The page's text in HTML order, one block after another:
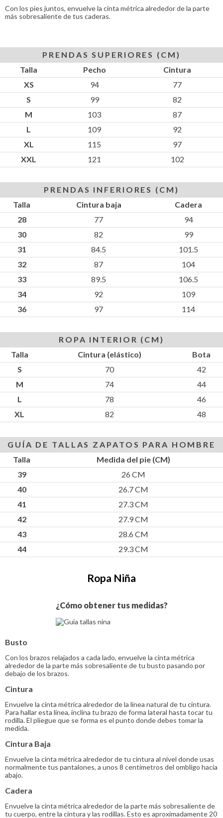
Con los pies juntos, envuelve la cinta métrica alrededor de la parte
más sobresaliente de tus caderas.
PRENDAS SUPERIORES (CM)
Talla
Pecho
Cintura
XS
94
77
S
99
82
M
103
87
L
109
92
XL
115
97
XXL
121 102
PRENDAS INFERIORES (CM)
Talla
Cintura baja
Cadera
28
77
94
30
82
99
31
84.5
101.5
32
87
104
33
89.5
106.5
34
92
109
36
97 114
ROPA INTERIOR (CM)
Talla
Cintura (elástico)
Bota
S
70
42
M
74
44
L
78
46
XL
82 48
GUÍA DE TALLAS ZAPATOS PARA HOMBRE
Talla
Medida del pie (CM)
39
26 CM
40
26.7 CM
41
27.3 CM
42
27.9 CM
43
28.6 CM
44
29.3 CM
Ropa Niña
¿Cómo obtener tus medidas?
Busto
Con los brazos relajados a cada lado, envuelve la cinta métrica
alrededor de la parte más sobresaliente de tu busto pasando por
debajo de los brazos.
Cintura
Envuelve la cinta métrica alrededor de la línea natural de tu cintura.
Para hallar esta línea, inclina tu brazo de forma lateral hasta tocar tu
rodilla. El pliegue que se forma es el punto donde debes tomar la
medida.
Cintura Baja
Envuelve la cinta métrica alrededor de tu cintura al nivel donde usas
normalmente tus pantalones, a unos 8 centímetros del ombligo hacia
abajo.
Cadera
Envuelve la cinta métrica alrededor de la parte más sobresaliente de
tu cuerpo, entre la cintura y las rodillas. Esto es aproximadamente 20